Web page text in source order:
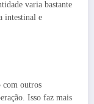
varia bastante
intestinal e
com outros
Isso faz mais